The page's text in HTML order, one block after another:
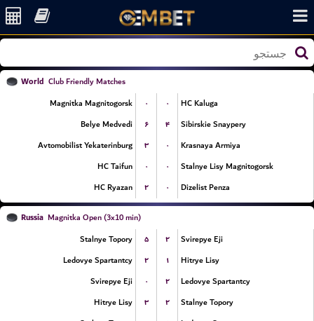
World Club Friendly Matches
Magnitka Magnitogorsk
۰ ۰
HC Kaluga
Belye Medvedi
۶ ۴
Sibirskie Snaypery
Avtomobilist Yekaterinburg
۳ ۰
Krasnaya Armiya
HC Taifun
۰ ۰
Stalnye Lisy Magnitogorsk
HC Ryazan
۲ ۰ Dizelist Penza
Russia Magnitka Open (3x10 min)
Stalnye Topory
۵ ۲
Svirepye Eji
Ledovye Spartantcy
۲ ۱
Hitrye Lisy
Svirepye Eji
۰ ۲
Ledovye Spartantcy
Hitrye Lisy
۳ ۲
Stalnye Topory